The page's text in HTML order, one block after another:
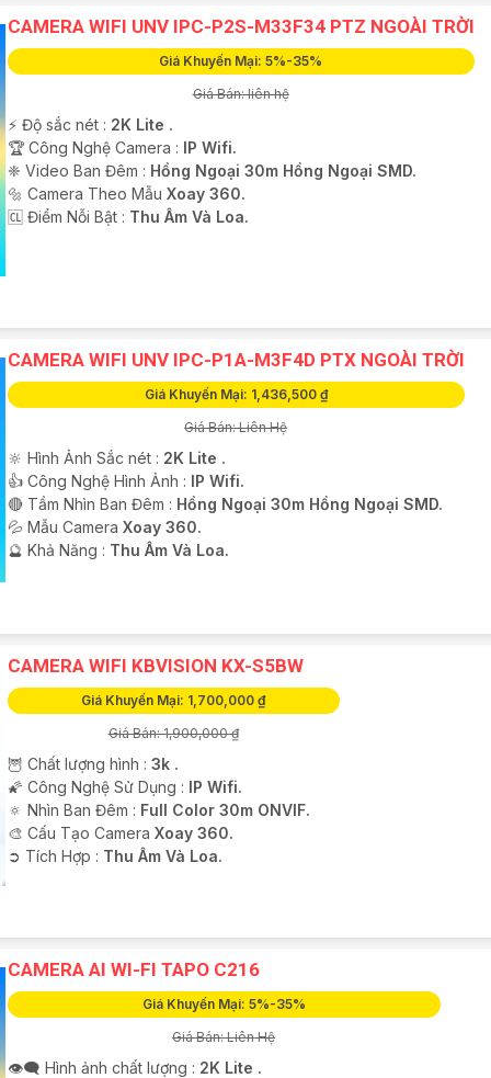
CAMERA WIFI UNV IPC-P2S-M33F34 PTZ NGOÀI TRỜI
Giá Khuyến Mại: 5%-35%
Giá Bán: liên hệ
️⚡ Độ sắc nét : 2K Lite .
🏆 Công Nghệ Camera : IP Wifi.
❈ Video Ban Đêm : Hồng Ngoại 30m Hồng Ngoại SMD.
🔩 Camera Theo Mẫu Xoay 360.
️🆑 Điểm Nỗi Bật : Thu Âm Và Loa.
CAMERA WIFI UNV IPC-P1A-M3F4D PTX NGOÀI TRỜI
Giá Khuyến Mại: 1,436,500 ₫
Giá Bán: Liên Hệ
🔆 Hình Ảnh Sắc nét : 2K Lite .
👍 Công Nghệ Hình Ảnh : IP Wifi.
🔴 Tầm Nhìn Ban Đêm : Hồng Ngoại 30m Hồng Ngoại SMD.
💦 Mẫu Camera Xoay 360.
️🔮 Khả Năng : Thu Âm Và Loa.
CAMERA WIFI KBVISION KX-S5BW
Giá Khuyến Mại: 1,700,000 ₫
Giá Bán: 1,900,000 ₫
🦉 Chất lượng hình : 3k .
🌠 Công Nghệ Sử Dụng : IP Wifi.
🔅 Nhìn Ban Đêm : Full Color 30m ONVIF.
🎨 Cấu Tạo Camera Xoay 360.
️➲ Tích Hợp : Thu Âm Và Loa.
CAMERA AI WI-FI TAPO C216
Giá Khuyến Mại: 5%-35%
Giá Bán: Liên Hệ
👁️‍🗨 Hình ảnh chất lượng : 2K Lite .